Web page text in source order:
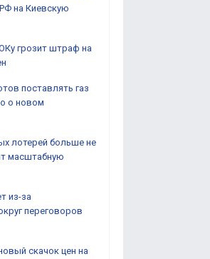
на Киевскую
грозит штраф на
поставлять газ
о новом
лотерей больше не
масштабную
из-за
переговоров
скачок цен на